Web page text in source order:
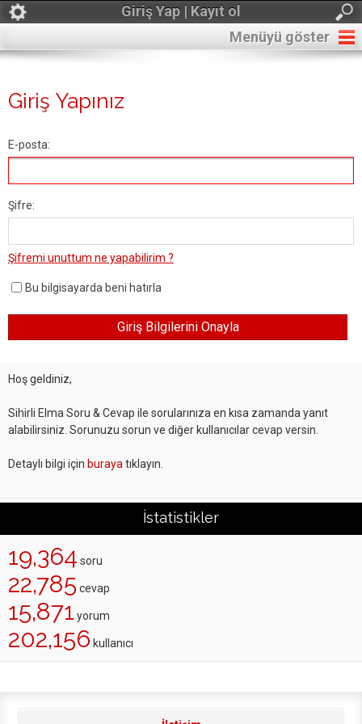
Giriş Yap | Kayıt ol
Menüyü göster
Giriş Yapınız
E-posta:
Şifre:
Şifremi unuttum ne yapabilirim ?
Bu bilgisayarda beni hatırla
Hoş geldiniz,
Sihirli Elma Soru & Cevap ile sorularınıza en kısa zamanda yanıt
alabilirsiniz. Sorunuzu sorun ve diğer kullanıcılar cevap versin.
Detaylı bilgi için buraya tıklayın.
İstatistikler
19,364 soru
22,785 cevap
15,871 yorum
202,156 kullanıcı